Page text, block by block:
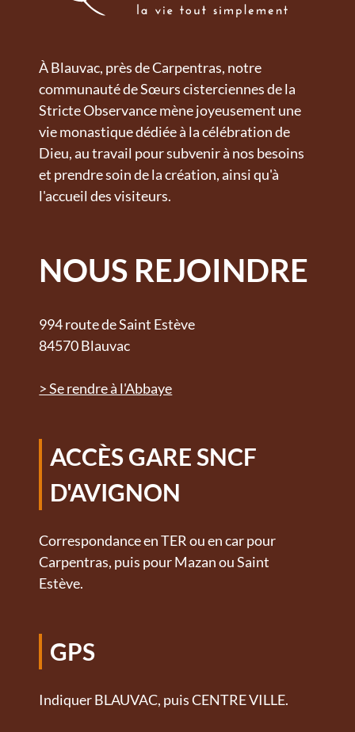
À Blauvac, près de Carpentras, notre
communauté de Sœurs cisterciennes de la
Stricte Observance mène joyeusement une
vie monastique dédiée à la célébration de
Dieu, au travail pour subvenir à nos besoins
et prendre soin de la création, ainsi qu'à
l'accueil des visiteurs.
NOUS REJOINDRE
994 route de Saint Estève
84570 Blauvac
> Se rendre à l'Abbaye
ACCÈS GARE SNCF
D'AVIGNON
Correspondance en TER ou en car pour
Carpentras, puis pour Mazan ou Saint
Estève.
GPS
Indiquer BLAUVAC, puis CENTRE VILLE.